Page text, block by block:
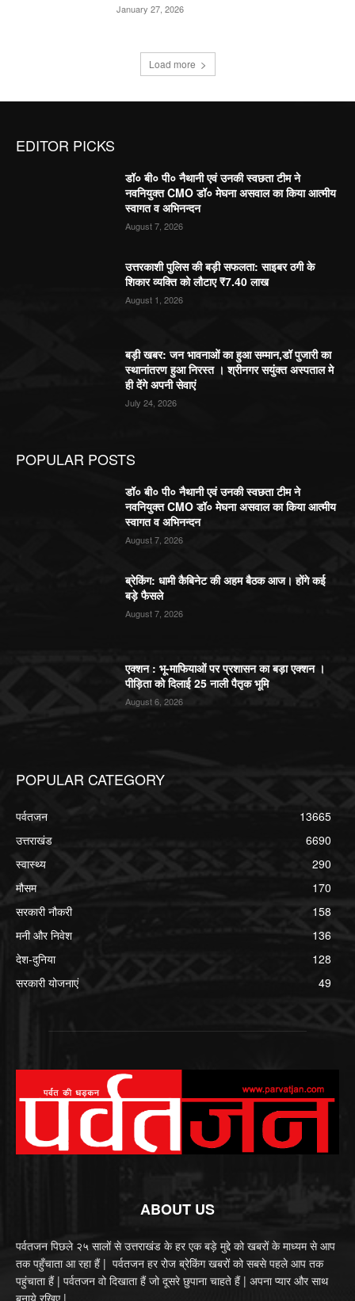
January 27, 2026
Load more
EDITOR PICKS
डॉ० बी० पी० नैथानी एवं उनकी स्वछता टीम ने
नवनियुक्त CMO डॉ० मेघना असवाल का किया आत्मीय
स्वागत व अभिनन्दन
August 7, 2026
उत्तरकाशी पुलिस की बड़ी सफलता: साइबर ठगी के
शिकार व्यक्ति को लौटाए ₹7.40 लाख
August 1, 2026
बड़ी खबर: जन भावनाओं का हुआ सम्मान,डॉ पुजारी का
स्थानांतरण हुआ निरस्त । श्रीनगर सयुंक्त अस्पताल मे
ही देंगे अपनी सेवाएं
July 24, 2026
POPULAR POSTS
डॉ० बी० पी० नैथानी एवं उनकी स्वछता टीम ने
नवनियुक्त CMO डॉ० मेघना असवाल का किया आत्मीय
स्वागत व अभिनन्दन
August 7, 2026
ब्रेकिंग: धामी कैबिनेट की अहम बैठक आज। होंगे कई
बड़े फैसले
August 7, 2026
एक्शन : भू-माफियाओं पर प्रशासन का बड़ा एक्शन ।
पीड़िता को दिलाई 25 नाली पैतृक भूमि
August 6, 2026
POPULAR CATEGORY
पर्वतजन
13665
उत्तराखंड
6690
स्वास्थ्य
290
मौसम
170
सरकारी नौकरी
158
मनी और निवेश
136
देश-दुनिया
128
सरकारी योजनाएं
49
ABOUT US
पर्वतजन पिछले २५ सालों से उत्तराखंड के हर एक बड़े मुद्दे को खबरों के माध्यम से आप
तक पहुँचाता आ रहा हैं | पर्वतजन हर रोज ब्रेकिंग खबरों को सबसे पहले आप तक
पहुंचाता हैं | पर्वतजन वो दिखाता हैं जो दूसरे छुपाना चाहते हैं | अपना प्यार और साथ